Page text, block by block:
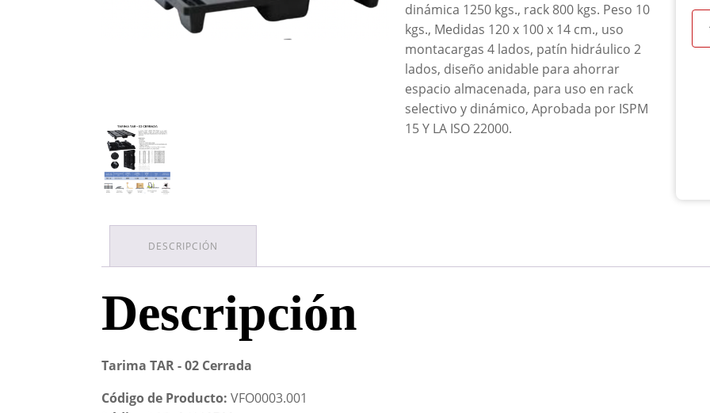
dinámica 1250 kgs., rack 800 kgs. Peso 10
kgs., Medidas 120 x 100 x 14 cm., uso
montacargas 4 lados, patín hidráulico 2
lados, diseño anidable para ahorrar
espacio almacenada, para uso en rack
selectivo y dinámico, Aprobada por ISPM
15 Y LA ISO 22000.
DESCRIPCIÓN
Descripción
Tarima TAR - 02 Cerrada
Código de Producto: VFO0003.001